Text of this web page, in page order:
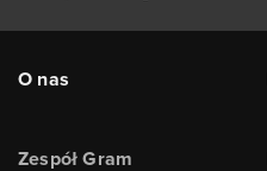
O nas
Zespół Gram